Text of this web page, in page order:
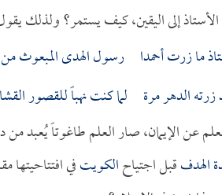
إلى اليقين، كيف يستمر؟ ولذلك
ما زرت أحمدا رسول الهدى المبعوث
زرته الدهر مرة لما كنت نهباً للقصور
عن الإيمان، صار العلم طاغوتاً يُعبد من
الهدفقبل اجتياحالكويتفي افتتاحيتها